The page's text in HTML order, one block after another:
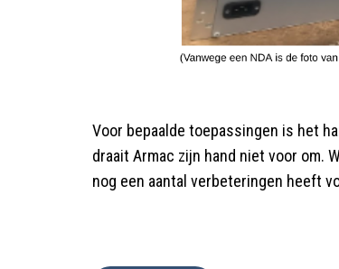
Voor bepaalde toepassingen is het
draait Armac zijn hand niet voor om.
nog een aantal verbeteringen heeft